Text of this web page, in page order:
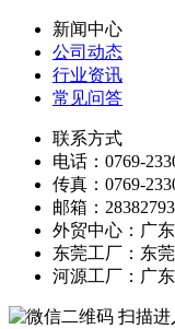
新闻中心
公司动态
行业资讯
常见问答
联系方式
电话：0769-
传真：0769-
邮箱：
外贸中心：广
东莞工厂：东
河源工厂：广
扫描进